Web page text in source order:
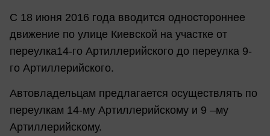
С 18 июня 2016 года вводится одностороннее
движение по улице Киевской на участке от
переулка14-го Артиллерийского до переулка 9-
го Артиллерийского.
Автовладельцам предлагается осуществлять по
переулкам 14-му Артиллерийскому и 9 –му
Артиллерийскому.